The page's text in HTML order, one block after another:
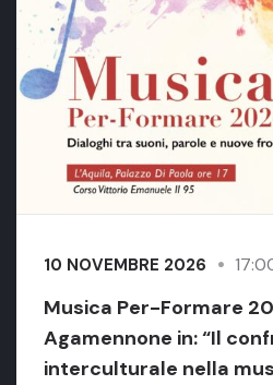
10 NOVEMBRE 2026
Musica Per-Formare
Agamennone in: “Il
interculturale nella